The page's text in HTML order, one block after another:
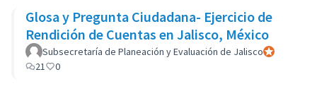
Glosa y Pregunta Ciudadana- Ejercicio de
Rendición de Cuentas en Jalisco, México
Subsecretaría de Planeación y Evaluación de JaliscoOfficial
21
0